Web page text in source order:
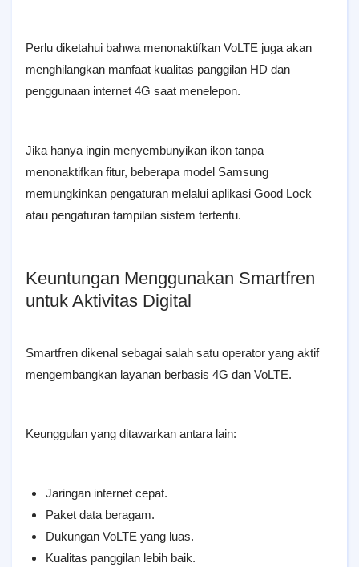
Perlu diketahui bahwa menonaktifkan VoLTE juga akan
menghilangkan manfaat kualitas panggilan HD dan
penggunaan internet 4G saat menelepon.
Jika hanya ingin menyembunyikan ikon tanpa
menonaktifkan fitur, beberapa model Samsung
memungkinkan pengaturan melalui aplikasi Good Lock
atau pengaturan tampilan sistem tertentu.
Keuntungan Menggunakan Smartfren
untuk Aktivitas Digital
Smartfren dikenal sebagai salah satu operator yang aktif
mengembangkan layanan berbasis 4G dan VoLTE.
Keunggulan yang ditawarkan antara lain:
Jaringan internet cepat.
Paket data beragam.
Dukungan VoLTE yang luas.
Kualitas panggilan lebih baik.